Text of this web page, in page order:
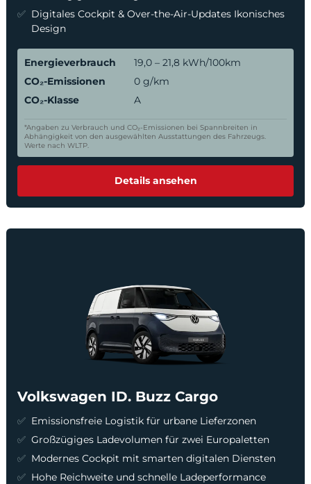
Digitales Cockpit & Over-the-Air-Updates Ikonisches
Design
Energieverbrauch
19,0 – 21,8 kWh/100km
CO₂-Emissionen
0 g/km
CO₂-Klasse
A
*Angaben zu Verbrauch und CO₂-Emissionen bei Spannbreiten in
Abhängigkeit von den ausgewählten Ausstattungen des Fahrzeugs.
Werte nach WLTP.
Details ansehen
Volkswagen ID. Buzz Cargo
Emissionsfreie Logistik für urbane Lieferzonen
Großzügiges Ladevolumen für zwei Europaletten
Modernes Cockpit mit smarten digitalen Diensten
Hohe Reichweite und schnelle Ladeperformance